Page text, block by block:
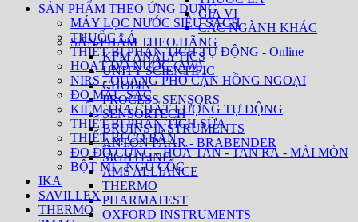
GIA VỊ
CÁC NGÀNH KHÁC
SẢN PHẨM THEO HÃNG
KPM ANALYTICS
UNITY SCIENTIFIC
CHOPIN
PROCESS SENSORS
SENSORTECH
BRUINS INSTRUMENTS
ANTON PAAR - BRABENDER
SIGHTLINE
AMS ALLIANCE
THERMO
PHARMATEST
OXFORD INSTRUMENTS
SẢN PHẨM THEO ỨNG DỤNG
MÁY LỌC NƯỚC SIÊU SẠCH
THUỐC LÁ
THIẾT BỊ PHÂN TÍCH TỰ ĐỘNG - Online
HOẠT ĐỘ NƯỚC (AW)
NIRS - QUANG PHỔ CẬN HỒNG NGOẠI
ĐO MÀU SẮC
KIỂM TRA CHẤT LƯỢNG TỰ ĐỘNG
THIẾT BỊ PHÂN TÍCH SỮA
THIẾT BỊ CƠ BẢN
ĐO ĐỘ CỨNG - HOÀ TAN - TAN RÃ - MÀI MÒN
BỘT MÌ - NGŨ CỐC
IKA
SAVILLEX
THERMO